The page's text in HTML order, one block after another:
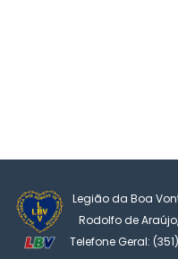
Legião da Boa
Rodolfo de
Telefone Geral: